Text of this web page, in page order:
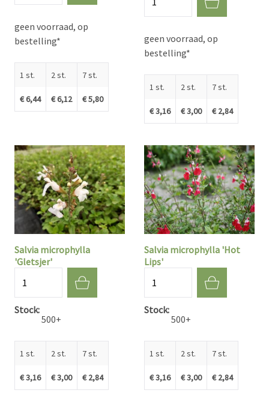
geen voorraad, op
bestelling*
1 st.
€ 6,44
2 st.
€ 6,12
7 st.
€ 5,80
geen voorraad, op
bestelling*
1 st.
€ 3,16
2 st.
€ 3,00
7 st.
€ 2,84
Salvia microphylla
'Gletsjer'
Stock
500+
1 st.
€ 3,16
2 st.
€ 3,00
7 st.
€ 2,84
Salvia microphylla 'Hot
Lips'
Stock
500+
1 st.
€ 3,16
2 st.
€ 3,00
7 st.
€ 2,84